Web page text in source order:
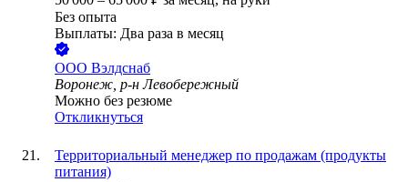
Без опыта
Выплаты: Два раза в месяц
ООО Вэлдснаб
Воронеж, р-н Левобережный
Можно без резюме
Откликнуться
Территориальный менеджер по продажам (продукты
питания)